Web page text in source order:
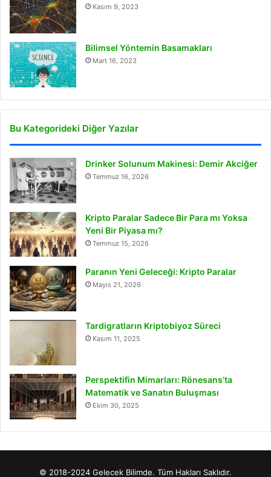
Kasım 9, 2023
Bilimsel Yöntemin Basamakları
Mart 16, 2023
Bu Kategorideki Diğer Yazılar
Drinker Solunum Makinesi: Demir Akciğer
Temmuz 16, 2026
Kripto Paralar Sadece Bir Para mı Yoksa
Yeni Bir Piyasa mı?
Temmuz 15, 2026
Paranın Yeni Geleceği: Kripto Paralar
Mayıs 21, 2026
Tardigratların Kriptobiyoz Süreci
Kasım 11, 2025
Perspektifin Mimarları: Rönesans’ta
Matematik ve Sanatın Buluşması
Ekim 30, 2025
© 2018-2024 Gelecek Bilimde. Tüm Hakları Saklıdır.